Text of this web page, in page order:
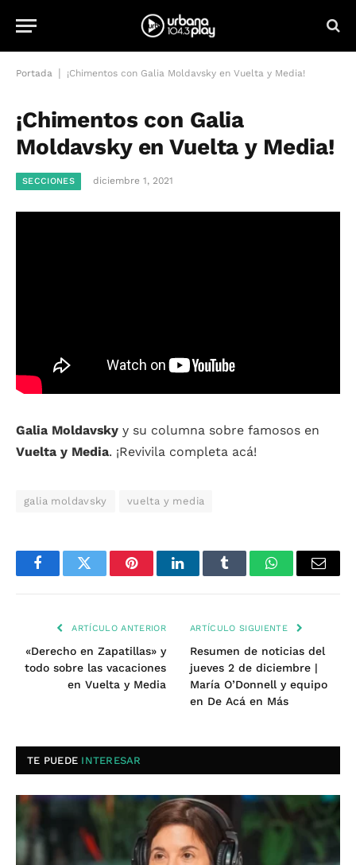
Portada ¡Chimentos con Galia Moldavsky en Vuelta y Media!
¡Chimentos con Galia
Moldavsky en Vuelta y Media!
SECCIONES diciembre 1, 2021
Galia Moldavsky y su columna sobre famosos en
Vuelta y Media. ¡Revivila completa acá!
galia moldavsky vuelta y media
FacebookTwitter PinterestLinkedInTumblr WhatsAppEmail
ARTÍCULO ANTERIOR
«Derecho en Zapatillas» y
todo sobre las vacaciones
en Vuelta y Media
ARTÍCULO SIGUIENTE
Resumen de noticias del
jueves 2 de diciembre |
María O’Donnell y equipo
en De Acá en Más
TE PUEDE INTERESAR